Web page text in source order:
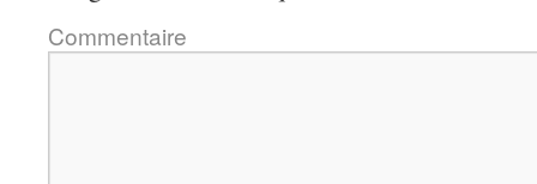
Commentaire